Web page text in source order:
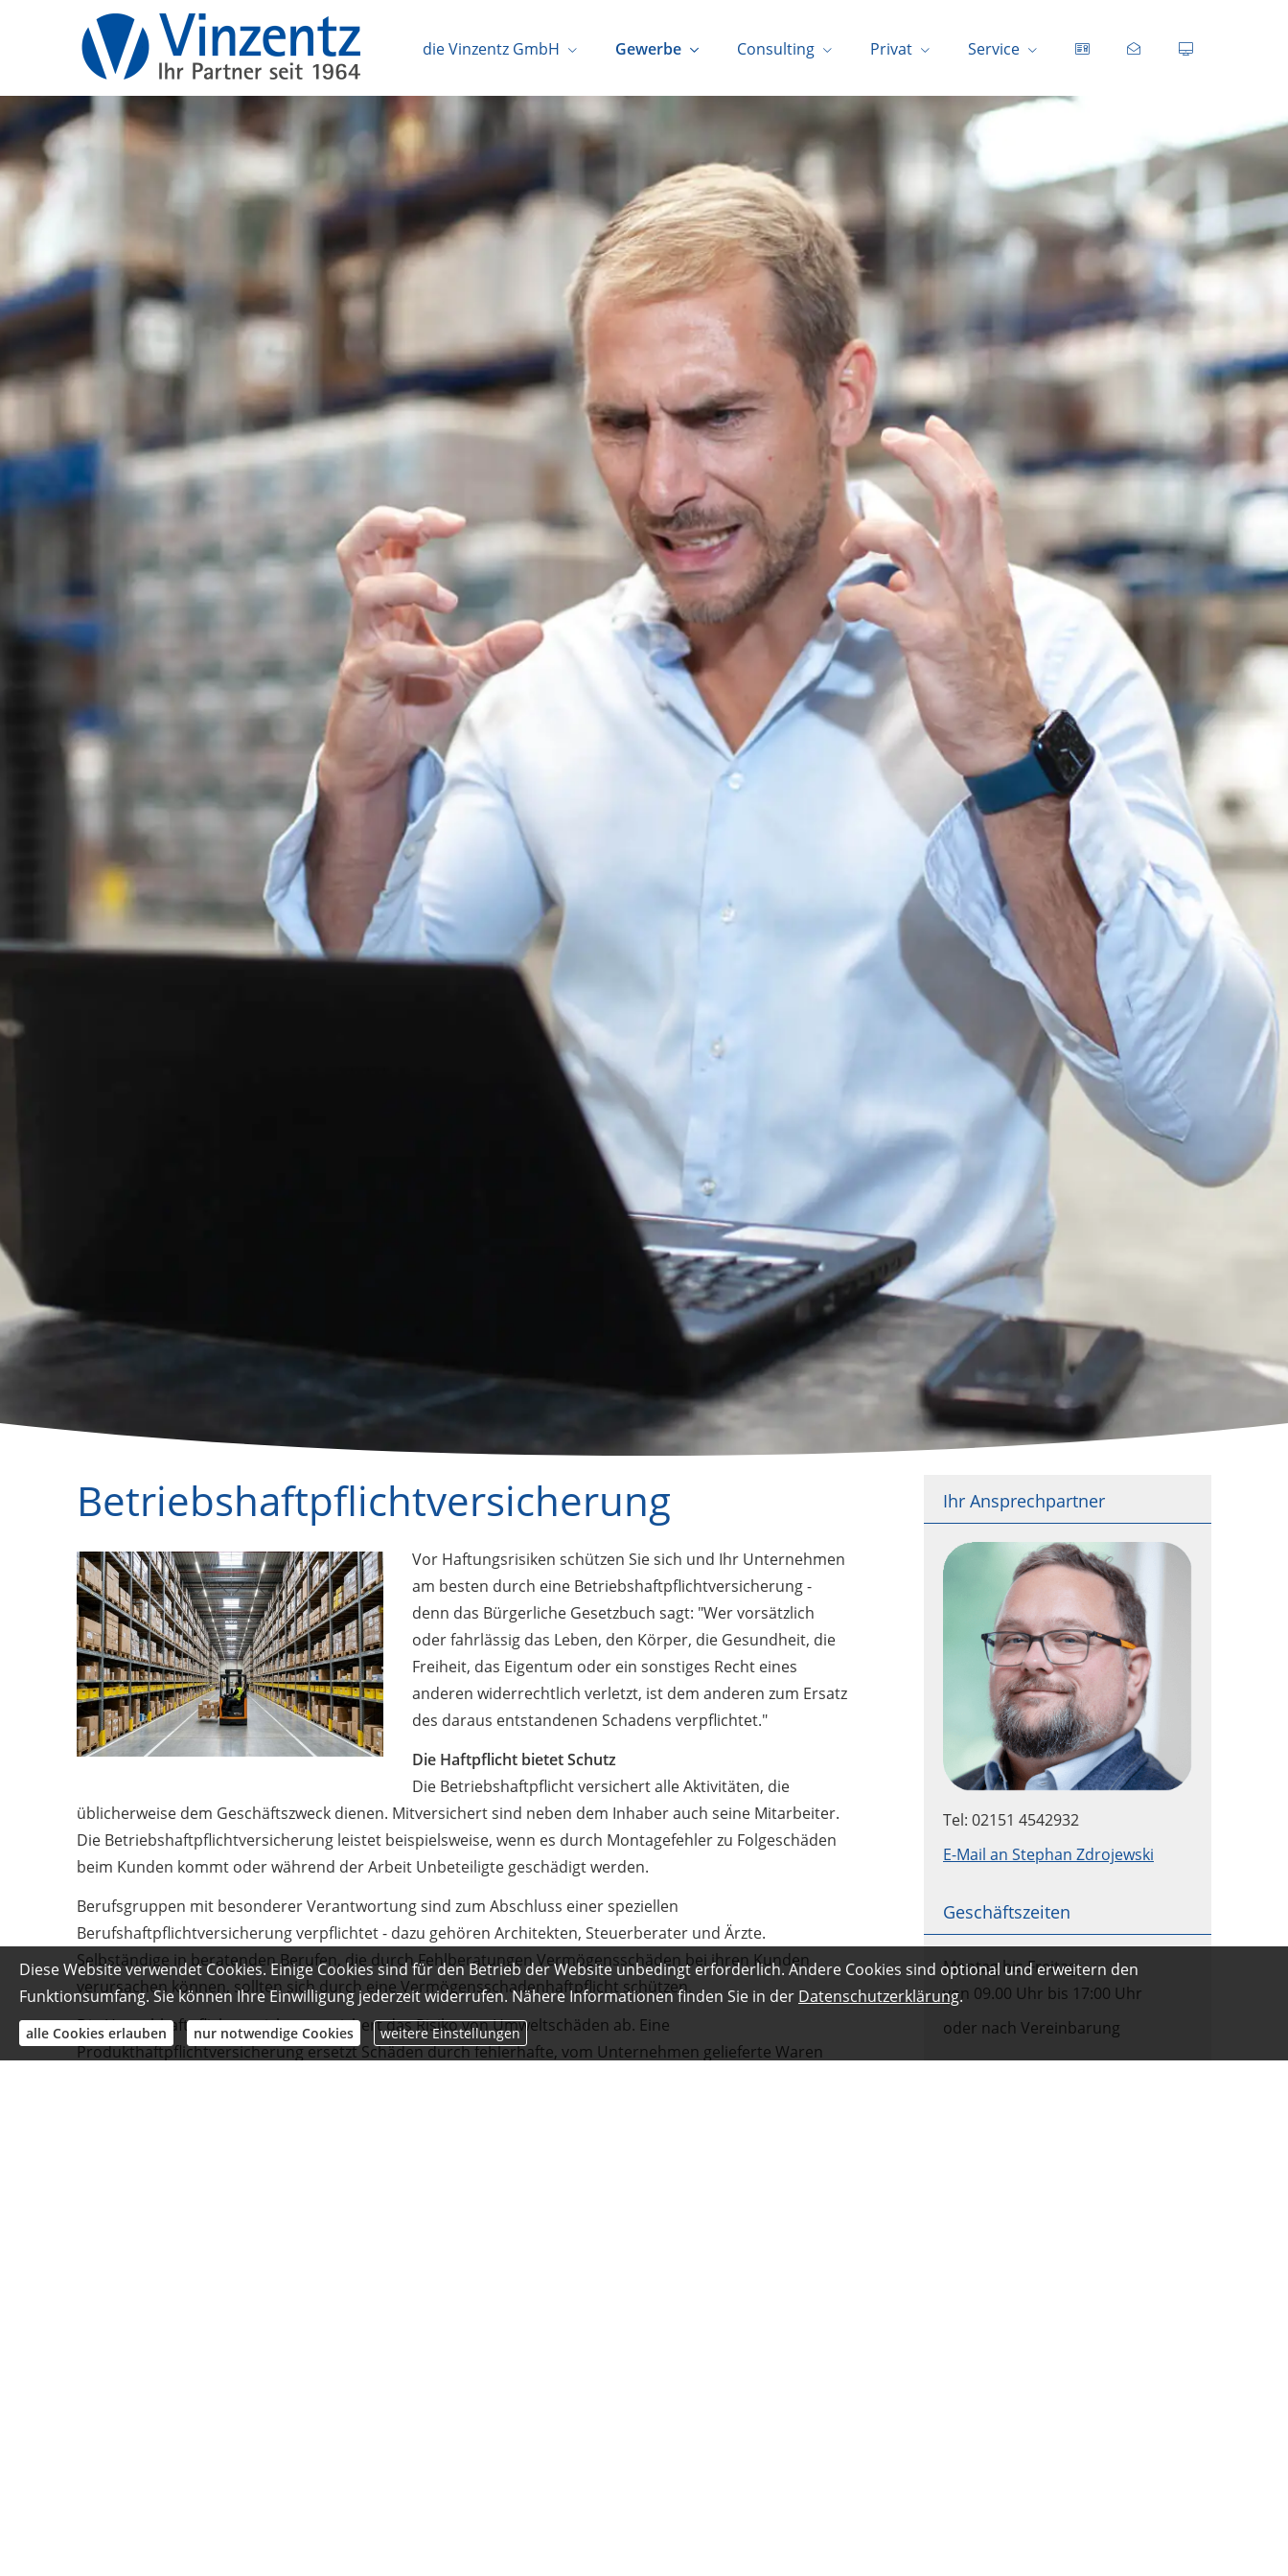
die Vinzentz GmbH Gewerbe Consulting Privat Service
Ihr Ansprechpartner
Tel: 02151 4542932
E-Mail an Stephan Zdrojewski
Geschäftszeiten
Montag bis Freitag
von 09.00 Uhr bis 17:00 Uhr
oder nach Vereinbarung
Betriebshaftpflichtversicherung
Vor Haftungsrisiken schützen Sie sich und Ihr Unternehmen
am besten durch eine Betriebshaftpflichtversicherung -
denn das Bürgerliche Gesetzbuch sagt: "Wer vorsätzlich
oder fahrlässig das Leben, den Körper, die Gesundheit, die
Freiheit, das Eigentum oder ein sonstiges Recht eines
anderen widerrechtlich verletzt, ist dem anderen zum Ersatz
des daraus entstandenen Schadens verpflichtet."
Die Haftpflicht bietet Schutz
Die Betriebshaftpflicht versichert alle Aktivitäten, die
üblicherweise dem Geschäftszweck dienen. Mitversichert sind neben dem Inhaber auch seine Mitarbeiter.
Die Betriebshaftpflichtversicherung leistet beispielsweise, wenn es durch Montagefehler zu Folgeschäden
beim Kunden kommt oder während der Arbeit Unbeteiligte geschädigt werden.
Berufsgruppen mit besonderer Verantwortung sind zum Abschluss einer speziellen
Berufshaftpflichtversicherung verpflichtet - dazu gehören Architekten, Steuerberater und Ärzte.
Selbständige in beratenden Berufen, die durch Fehlberatungen Vermögensschäden bei ihren Kunden
verursachen können, sollten sich durch eine Vermögensschadenhaftpflicht schützen.
Die Umwelthaftpflichtversicherung sichert das Risiko von Umweltschäden ab. Eine
Produkthaftpflichtversicherung ersetzt Schäden durch fehlerhafte, vom Unternehmen gelieferte Waren
Diese Website verwendet Cookies. Einige Cookies sind für den Betrieb der Website unbedingt erforderlich. Andere Cookies sind optional und erweitern den
Funktionsumfang. Sie können Ihre Einwilligung jederzeit widerrufen. Nähere Informationen finden Sie in der Datenschutzerklärung.
alle Cookies erlauben nur notwendige Cookies weitere Einstellungen